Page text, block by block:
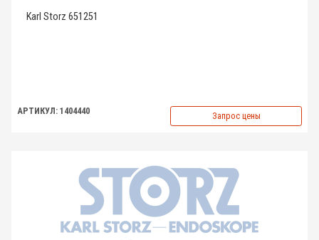
Karl Storz 651251
АРТИКУЛ: 1404440 Запрос цены